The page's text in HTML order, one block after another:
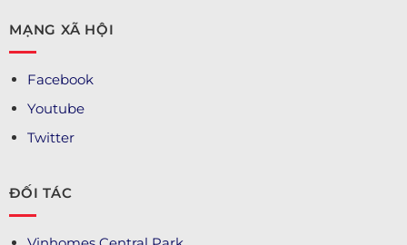
MẠNG XÃ HỘI
Facebook
Youtube
Twitter
ĐỐI TÁC